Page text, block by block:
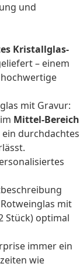
und
Kristallglas-
– einem
mit Gravur:
Mittel-Bereich
durchdachtes
mit
Stück) optimal
immer ein
wie